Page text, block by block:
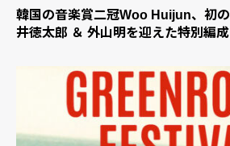
韓国の音楽賞二冠Woo Huijun、初
井徳太郎 ＆ 外山明を迎えた特別編